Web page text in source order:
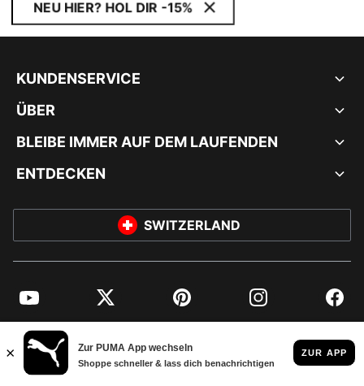
NEU HIER? HOL DIR -15%
KUNDENSERVICE
ÜBER
BLEIBE IMMER AUF DEM LAUFENDEN
ENTDECKEN
SWITZERLAND
YouTube Twitter Pinterest Instagram
© PUMA EUROPE GMBH, 2026. ALLE RECHTE VORBEHALTEN
IMPRESSUM UND RECHTLICHE HINWEISE